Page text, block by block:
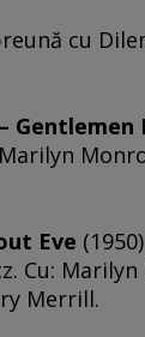
cu
Gentlemen
Eve (1950)
Cu:
Merrill.